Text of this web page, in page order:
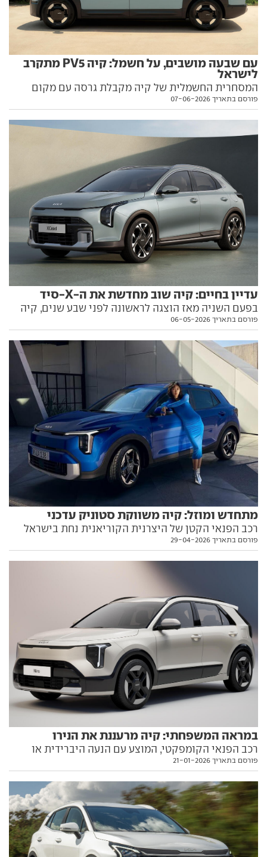
עם שבעה מושבים, על חשמל: קיה PV5 מתקרב
לישראל
המסחרית החשמלית של קיה מקבלת גרסה עם מקום
פורסם בתאריך 07-06-2026
עדיין בחיים: קיה שוב מחדשת את ה-X-סיד
בפעם השניה מאז הוצגה לראשונה לפני שבע שנים, קיה
פורסם בתאריך 06-05-2026
מתחדש ומוזל: קיה משווקת סטוניק עדכני
רכב הפנאי הקטן של היצרנית הקוריאנית נחת בישראל
לאחר מתיחת פנים נוספת, השניה במספר מאז הוצג לפני
פורסם בתאריך 29-04-2026
במראה המשפחתי: קיה מרעננת את הנירו
רכב הפנאי הקומפקטי, המוצע עם הנעה היברידית או
חשמלית, עובר מתיחת פנים ארבע שנים אחרי שהוצג. כל
פורסם בתאריך 21-01-2026